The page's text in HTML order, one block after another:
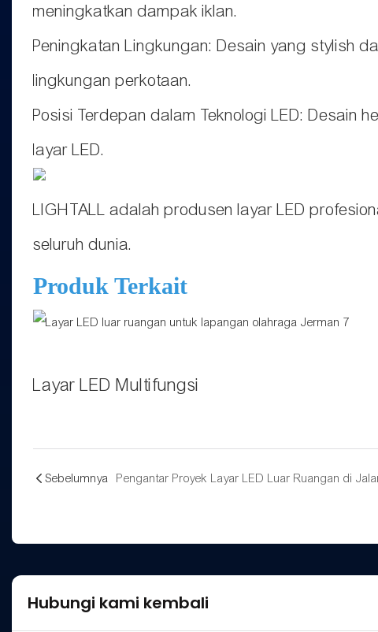
meningkatkan dampak iklan.
Peningkatan Lingkungan: Desain yang stylish
lingkungan perkotaan.
Posisi Terdepan dalam Teknologi LED: Desain
layar LED.
LIGHTALL adalah produsen layar LED
seluruh dunia.
Produk Terkait
Layar LED Multifungsi
Sebelumnya Pengantar Proyek Layar LED Luar Ruangan di
Hubungi kami kembali